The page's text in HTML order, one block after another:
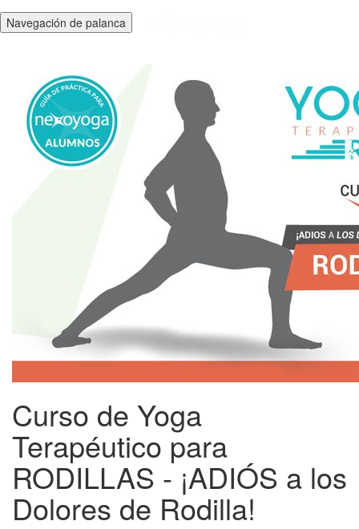
Navegación de palanca
Curso de Yoga
Terapéutico para
RODILLAS - ¡ADIÓS a los
Dolores de Rodilla!